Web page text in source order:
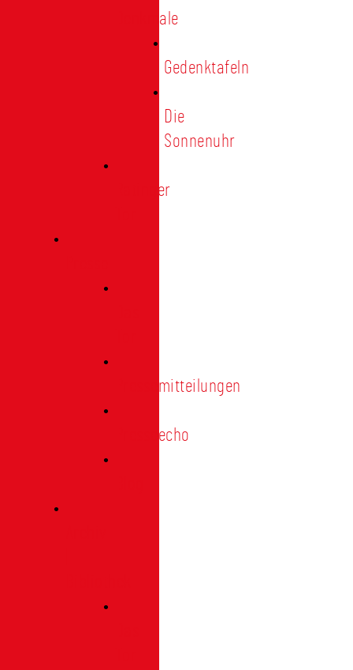
Denkmale
Gedenktafeln
Die
Sonnenuhr
Ratinger
Pressemitteilungen
Presseecho